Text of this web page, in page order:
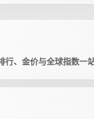
行、金价与全球指数一